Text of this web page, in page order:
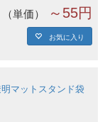
単価 ～55円
お気に入り
マットスタンド袋